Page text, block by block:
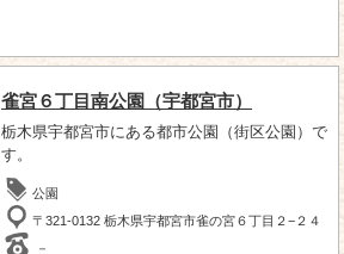
雀宮６丁目南公園（宇都宮市）
栃木県宇都宮市にある都市公園（街区公園）で
す。
公園
〒321-0132 栃木県宇都宮市雀の宮６丁目２−２４
－